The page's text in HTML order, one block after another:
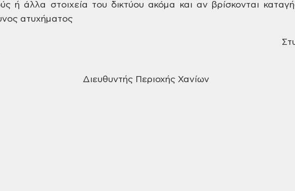
ή άλλα στοιχεία του δικτύου ακόμα και αν βρίσκονται
ατυχήματος
Διευθυντής Περιοχής Χανίων